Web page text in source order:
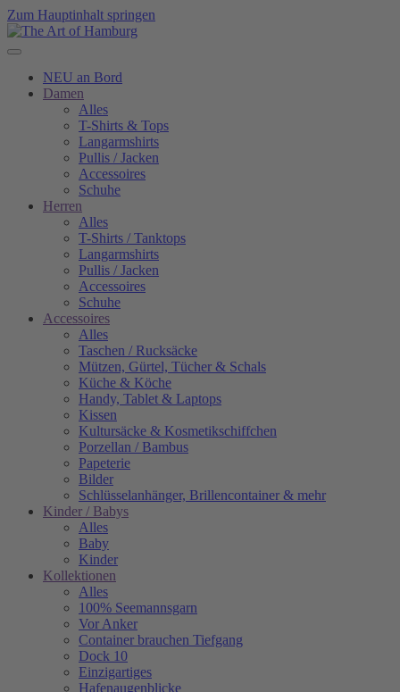
Zum Hauptinhalt springen
NEU an Bord
Damen
Alles
T-Shirts & Tops
Langarmshirts
Pullis / Jacken
Accessoires
Schuhe
Herren
Alles
T-Shirts / Tanktops
Langarmshirts
Pullis / Jacken
Accessoires
Schuhe
Accessoires
Alles
Taschen / Rucksäcke
Mützen, Gürtel, Tücher & Schals
Küche & Köche
Handy, Tablet & Laptops
Kissen
Kultursäcke & Kosmetikschiffchen
Porzellan / Bambus
Papeterie
Bilder
Schlüsselanhänger, Brillencontainer & mehr
Kinder / Babys
Alles
Baby
Kinder
Kollektionen
Alles
100% Seemannsgarn
Vor Anker
Container brauchen Tiefgang
Dock 10
Einzigartiges
Hafenaugen­blicke